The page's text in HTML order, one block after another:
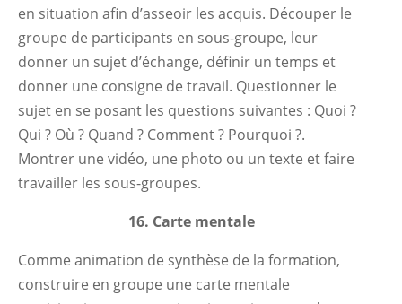
en situation afin d’asseoir les acquis. Découper le
groupe de participants en sous-groupe, leur
donner un sujet d’échange, définir un temps et
donner une consigne de travail. Questionner le
sujet en se posant les questions suivantes : Quoi ?
Qui ? Où ? Quand ? Comment ? Pourquoi ?.
Montrer une vidéo, une photo ou un texte et faire
travailler les sous-groupes.
16. Carte mentale
Comme animation de synthèse de la formation,
construire en groupe une carte mentale